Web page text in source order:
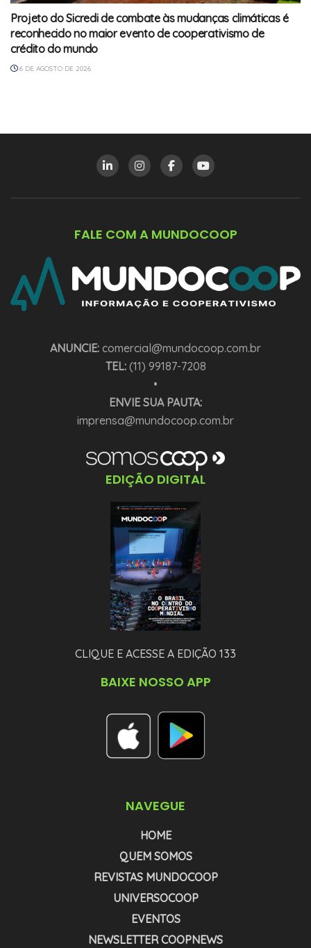
Projeto do Sicredi de combate às mudanças climáticas é
reconhecido no maior evento de cooperativismo de
crédito do mundo
6 DE AGOSTO DE 2026
FALE COM A MUNDOCOOP
ANUNCIE: comercial@mundocoop.com.br
TEL:(11) 99187-7208
•
ENVIE SUA PAUTA:
imprensa@mundocoop.com.br
EDIÇÃO DIGITAL
CLIQUE E ACESSE A EDIÇÃO 133
BAIXE NOSSO APP
NAVEGUE
HOME
QUEM SOMOS
REVISTAS MUNDOCOOP
UNIVERSOCOOP
EVENTOS
NEWSLETTER COOPNEWS